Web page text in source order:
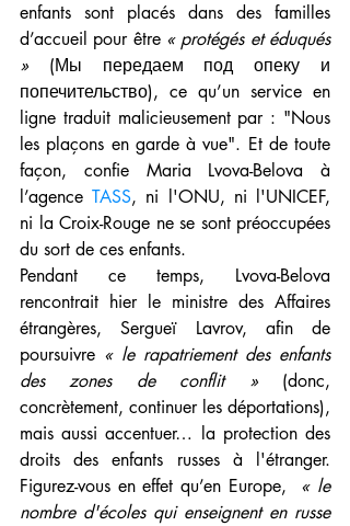
enfants sont placés dans des familles
d’accueil pour être « protégés et éduqués
» (Мы передаем под опеку и
попечительство), ce qu’un service en
ligne traduit malicieusement par : "Nous
les plaçons en garde à vue". Et de toute
façon, confie Maria Lvova-Belova à
l’agence TASS, ni l'ONU, ni l'UNICEF,
ni la Croix-Rouge ne se sont préoccupées
du sort de ces enfants.
Pendant ce temps, Lvova-Belova
rencontrait hier le ministre des Affaires
étrangères, Sergueï Lavrov, afin de
poursuivre « le rapatriement des enfants
des zones de conflit » (donc,
concrètement, continuer les déportations),
mais aussi accentuer… la protection des
droits des enfants russes à l'étranger.
Figurez-vous en effet qu’en Europe, « le
nombre d'écoles qui enseignent en russe